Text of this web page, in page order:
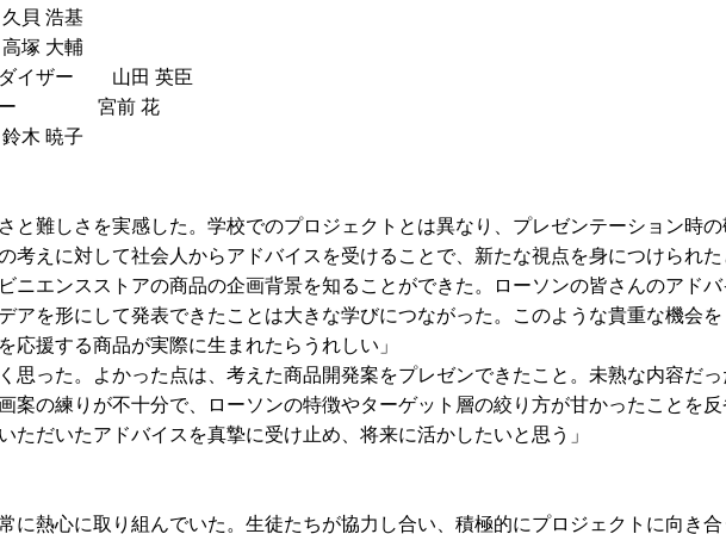
貝 浩基
塚 大輔
ダイザー 山田 英臣
イザー 宮前 花
木 暁子
と難しさを実感した。学校でのプロジェクトとは異なり、プレゼンテーション時
えに対して社会人からアドバイスを受けることで、新たな視点を身につけられた
ニエンスストアの商品の企画背景を知ることができた。ローソンの皆さんのアド
アを形にして発表できたことは大きな学びにつながった。このような貴重な機会
援する商品が実際に生まれたらうれしい」
った。よかった点は、考えた商品開発案をプレゼンできたこと。未熟な内容だっ
案の練りが不十分で、ローソンの特徴やターゲット層の絞り方が甘かったことを
だいたアドバイスを真摯に受け止め、将来に活かしたいと思う」
に熱心に取り組んでいた。生徒たちが協力し合い、積極的にプロジェクトに向き